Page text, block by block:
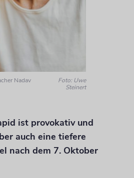
Nadav
Foto: Uwe
Steinert
ist provokativ und
auch eine tiefere
nach dem 7. Oktober